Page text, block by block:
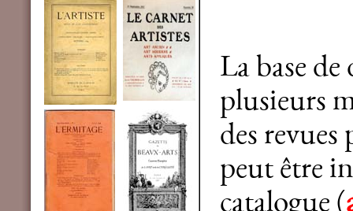
La base
plusieurs
des revues
peut être
catalogue (